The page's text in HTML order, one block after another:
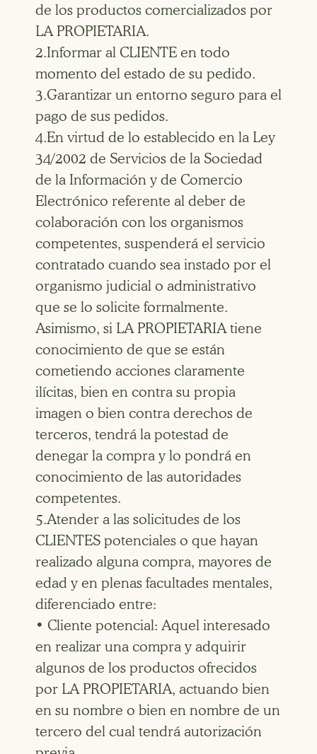
de los productos comercializados por
LA PROPIETARIA.
2.Informar al CLIENTE en todo
momento del estado de su pedido.
3.Garantizar un entorno seguro para el
pago de sus pedidos.
4.En virtud de lo establecido en la Ley
34/2002 de Servicios de la Sociedad
de la Información y de Comercio
Electrónico referente al deber de
colaboración con los organismos
competentes, suspenderá el servicio
contratado cuando sea instado por el
organismo judicial o administrativo
que se lo solicite formalmente.
Asimismo, si LA PROPIETARIA tiene
conocimiento de que se están
cometiendo acciones claramente
ilícitas, bien en contra su propia
imagen o bien contra derechos de
terceros, tendrá la potestad de
denegar la compra y lo pondrá en
conocimiento de las autoridades
competentes.
5.Atender a las solicitudes de los
CLIENTES potenciales o que hayan
realizado alguna compra, mayores de
edad y en plenas facultades mentales,
diferenciado entre:
• Cliente potencial: Aquel interesado
en realizar una compra y adquirir
algunos de los productos ofrecidos
por LA PROPIETARIA, actuando bien
en su nombre o bien en nombre de un
tercero del cual tendrá autorización